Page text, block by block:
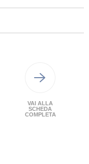
VAI ALLA
SCHEDA
COMPLETA